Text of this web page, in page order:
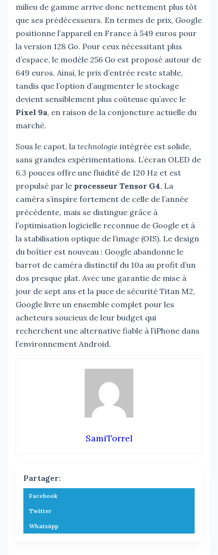
milieu de gamme arrive donc nettement plus tôt
que ses prédécesseurs. En termes de prix, Google
positionne l’appareil en France à 549 euros pour
la version 128 Go. Pour ceux nécessitant plus
d’espace, le modèle 256 Go est proposé autour de
649 euros. Ainsi, le prix d’entrée reste stable,
tandis que l’option d’augmenter le stockage
devient sensiblement plus coûteuse qu’avec le
Pixel 9a, en raison de la conjoncture actuelle du
marché.
Sous le capot, la technologie intégrée est solide,
sans grandes expérimentations. L’écran OLED de
6,3 pouces offre une fluidité de 120 Hz et est
propulsé par le processeur Tensor G4. La
caméra s’inspire fortement de celle de l’année
précédente, mais se distingue grâce à
l’optimisation logicielle reconnue de Google et à
la stabilisation optique de l’image (OIS). Le design
du boîtier est nouveau : Google abandonne le
barrot de caméra distinctif du 10a au profit d’un
dos presque plat. Avec une garantie de mise à
jour de sept ans et la puce de sécurité Titan M2,
Google livre un ensemble complet pour les
acheteurs soucieux de leur budget qui
recherchent une alternative fiable à l’iPhone dans
l’environnement Android.
SamiTorrel
Partager:
Facebook
Twitter
WhatsApp